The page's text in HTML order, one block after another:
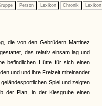
Person Lexikon Chronik Lexikon
die von den Gebrüdern Martinez
das relativ einsam lag und
befindlichen Hütte für sich einen
und und ihre Freizeit miteinander
Spiel und zeigten
der Plan, in der Kiesgrube einen